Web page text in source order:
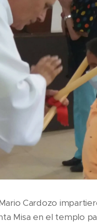
Cardozo
Misa en el templo